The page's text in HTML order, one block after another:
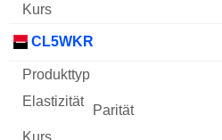
CL5WKR